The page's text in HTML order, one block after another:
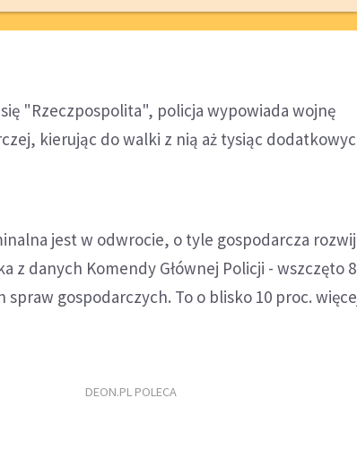
"Rzeczpospolita", policja wypowiada wojnę
kierując do walki z nią aż tysiąc
jest w odwrocie, o tyle gospodarcza
z danych Komendy Głównej Policji - wszczęto
gospodarczych. To o blisko 10 proc.
DEON.PL POLECA